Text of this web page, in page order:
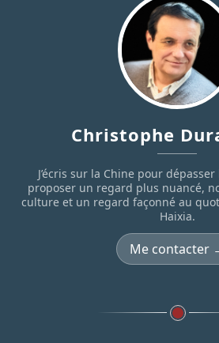
Christophe
J’écris sur la Chine pour
proposer un regard plus nuancé,
culture et un regard façonné au
Haixia.
Me contacter